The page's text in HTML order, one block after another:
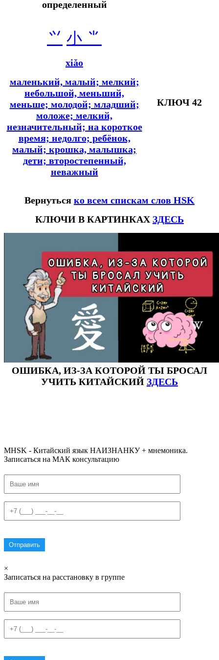
определенный
⺍ 小 ⺌
xiǎo
маленький, малый; мелкий;
небольшой, меньший,
меньше; молодой; младший;
моложе; мелкий,
незначительный; на короткое
время; недолго; ребёнок,
малый; крошка, малышка;
дети; второстепенный,
неважный
КЛЮЧ 42
Вернуться ко всем спискам слов HSK
КЛЮЧИ В КАРТИНКАХ ЗДЕСЬ
ОШИБКА, ИЗ-ЗА КОТОРОЙ ТЫ БРОСАЛ
УЧИТЬ КИТАЙСКИЙ ЗДЕСЬ
MHSK - Китайский язык НАИЗНАНКУ + мнемоника.
Записаться на МАК консультацию
×
Записаться на расстановку в группе